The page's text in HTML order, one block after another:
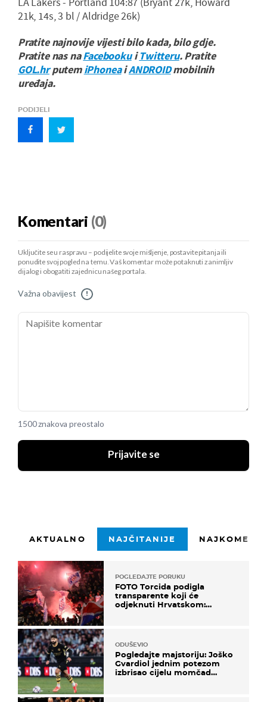
21k, 14s, 3 bl / Aldridge 26k)
Pratite najnovije vijesti bilo kada, bilo gdje.
Pratite nas naFacebookuiTwitteru. Pratite
GOL.hrputemiPhoneaiANDROIDmobilnih
uređaja.
PODIJELI
Komentari (0)
Uključite se u raspravu – podijelite svoje mišljenje, postavite pitanja ili
ponudite svoj pogled na temu. Vaš komentar može potaknuti zanimljiv
dijalog i obogatiti zajednicu našeg portala.
Važna obavijest !
1500 znakova preostalo
Prijavite se
AKTUALNO NAJČITANIJE
POGLEDAJTE PORUKU
FOTO Torcida podigla
transparente koji će
odjeknuti Hrvatskom:
ODUŠEVIO
Pogledajte majstoriju: Joško
Gvardiol jednim potezom
izbrisao cijelu momčad